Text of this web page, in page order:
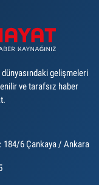
gelişmeleri
ve tarafsız haber
184/6 Çankaya / Ankara